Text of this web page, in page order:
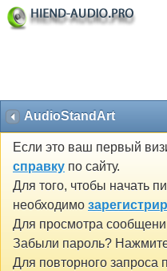
AudioStandArt
Если это ваш первый
справку по сайту.
Для того, чтобы начать
необходимо
Для просмотра
Забыли пароль?
Для повторного запроса